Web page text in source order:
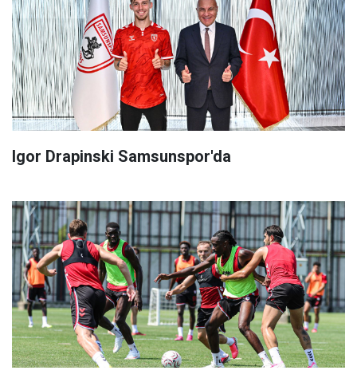
Igor Drapinski Samsunspor'da